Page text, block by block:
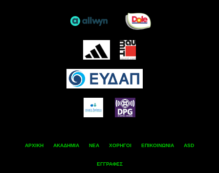
ΑΡΧΙΚΗ ΑΚΑΔΗΜΙΑ ΝΕΑ ΧΟΡΗΓΟΙ ΕΠΙΚΟΙΝΩΝΙΑ ASD
ΕΓΓΡΑΦΕΣ